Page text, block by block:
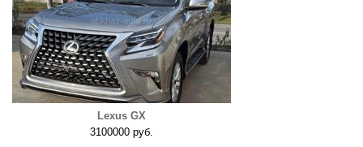
Lexus GX
3100000 руб.